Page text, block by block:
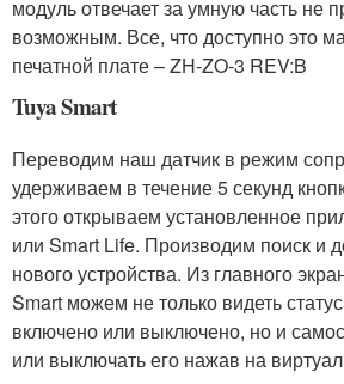
модуль отвечает за умную часть не
возможным. Все, что доступно это
печатной плате – ZH-ZO-3 REV:B
Tuya Smart
Переводим наш датчик в режим
удерживаем в течение 5 секунд
этого открываем установленное
или Smart Life. Производим поиск и
нового устройства. Из главного
Smart можем не только видеть
включено или выключено, но и
или выключать его нажав на